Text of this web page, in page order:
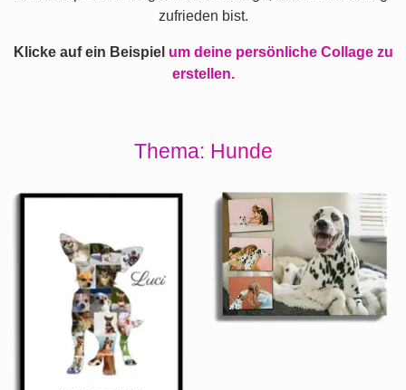
zufrieden bist.
Klicke auf ein Beispiel um deine persönliche Collage zu
erstellen.
Thema: Hunde